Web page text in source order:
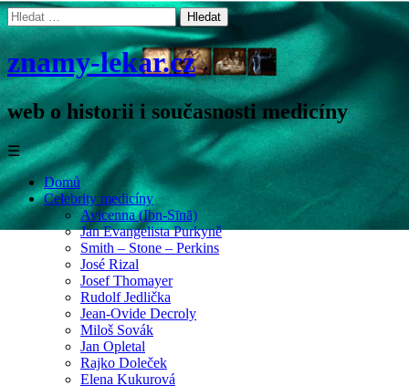
Vyhledávání
znamy-lekar.cz
web o historii i současnosti medicíny
☰
Domů
Celebrity medicíny
Avicenna (Ibn-Sīnā)
Jan Evangelista Purkyně
Smith – Stone – Perkins
José Rizal
Josef Thomayer
Rudolf Jedlička
Jean-Ovide Decroly
Miloš Sovák
Jan Opletal
Rajko Doleček
Elena Kukurová